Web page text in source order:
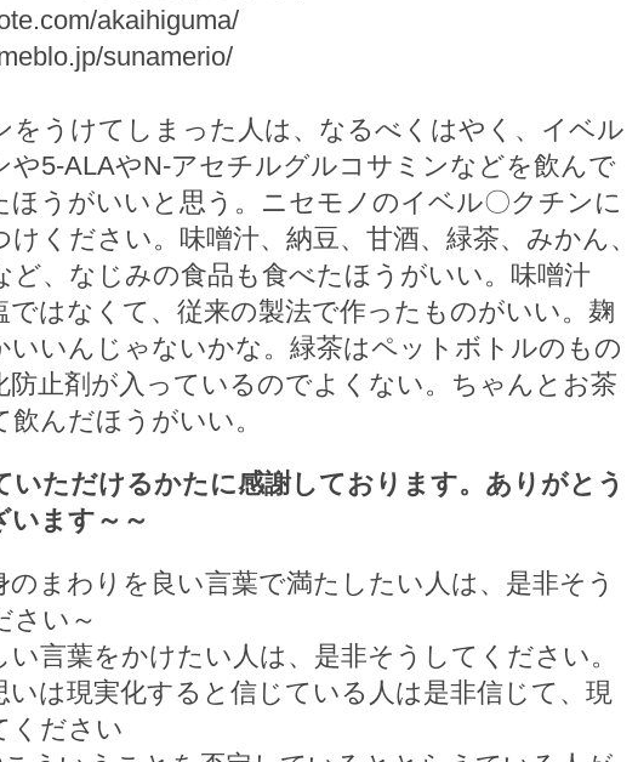
akaihiguma/
sunamerio/
をうけてしまった人は、なるべくはやく、イベル
や5-ALAやN-アセチルグルコサミンなどを飲んで
ほうがいいと思う。ニセモノのイベル〇クチンに
けください。味噌汁、納豆、甘酒、緑茶、みかん、
ど、なじみの食品も食べたほうがいい。味噌汁
ではなくて、従来の製法で作ったものがいい。麹
いいんじゃないかな。緑茶はペットボトルのもの
防止剤が入っているのでよくない。ちゃんとお茶
飲んだほうがいい。
いただけるかたに感謝しております。ありがとう
います～～
のまわりを良い言葉で満たしたい人は、是非そう
さい～
い言葉をかけたい人は、是非そうしてください。
いは現実化すると信じている人は是非信じて、現
ください